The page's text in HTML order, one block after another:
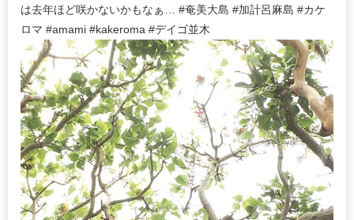
は去年ほど咲かないかもなぁ… #奄美大島 #加計呂麻島 #カケ
ロマ #amami #kakeroma #デイゴ並木